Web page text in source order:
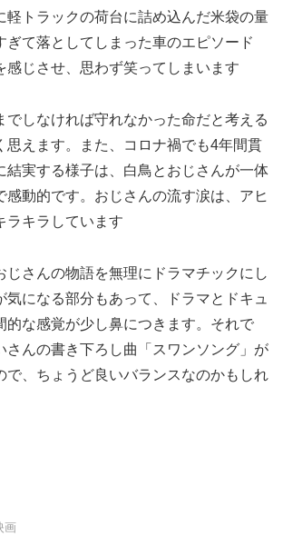
軽トラックの荷台に詰め込んだ米袋の量
ぎて落としてしまった車のエピソード
感じさせ、思わず笑ってしまいます
でしなければ守れなかった命だと考える
思えます。また、コロナ禍でも4年間貫
結実する様子は、白鳥とおじさんが一体
感動的です。おじさんの流す涙は、アヒ
ラキラしています
じさんの物語を無理にドラマチックにし
気になる部分もあって、ドラマとドキュ
的な感覚が少し鼻につきます。それで
さんの書き下ろし曲「スワンソング」が
で、ちょうど良いバランスなのかもしれ
画